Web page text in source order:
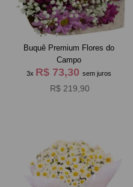
Buquê Premium Flores do
Campo
3x R$ 73,30 sem juros
R$ 219,90